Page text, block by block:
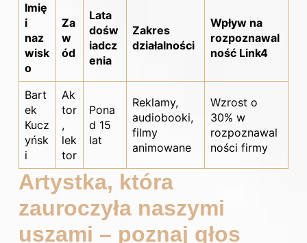
Imię
i
naz
wisk
o
Za
w
ód
Lata
dośw
iadcz
enia
Zakres
działalności
Wpływ na
rozpoznawal
ność Link4
Bart
ek
Kucz
yńsk
i
Ak
tor
,
lek
tor
Pona
d 15
lat
Reklamy,
audiobooki,
filmy
animowane
Wzrost o
30% w
rozpoznawal
ności firmy
Artystka, która
zauroczyła naszymi
uszami – poznaj głos